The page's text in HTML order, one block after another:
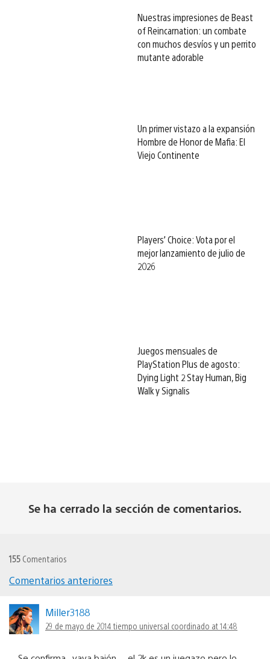
Nuestras impresiones de Beast
of Reincarnation: un combate
con muchos desvíos y un perrito
mutante adorable
Un primer vistazo a la expansión
Hombre de Honor de Mafia: El
Viejo Continente
Players’ Choice: Vota por el
mejor lanzamiento de julio de
2026
Juegos mensuales de
PlayStation Plus de agosto:
Dying Light 2 Stay Human, Big
Walk y Signalis
Se ha cerrado la sección de comentarios.
155 Comentarios
de
comentarios
Comentarios anteriores
Miller3188
29 de mayo de 2014 tiempo universal coordinado at 14:48